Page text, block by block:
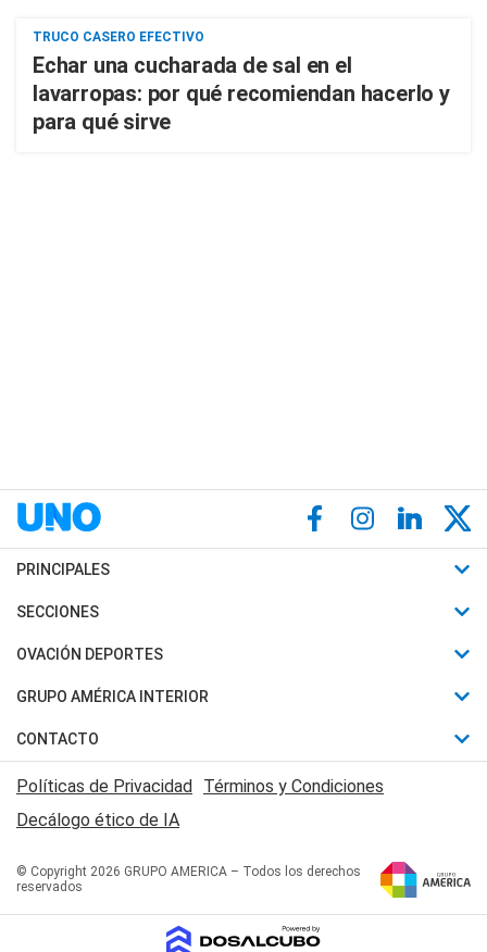
TRUCO CASERO EFECTIVO
Echar una cucharada de sal en el
lavarropas: por qué recomiendan hacerlo y
para qué sirve
PRINCIPALES
Últimas Noticias
Política
Judiciales
Economia
SECCIONES
Horóscopo
Motores
Trucos caseros
Series y Películas
Edictos y Solicitadas
OVACIÓN DEPORTES
Fútbol
Mundial
Automovilismo
Rugby
Básquet
GRUPO AMÉRICA INTERIOR
Canal 7 en Vivo
San Juan 8
CONTACTO
Acerca de Nosotros
Contactanos
Políticas de Privacidad Términos y Condiciones
Decálogo ético de IA
© Copyright 2026 GRUPO AMERICA – Todos los derechos
reservados